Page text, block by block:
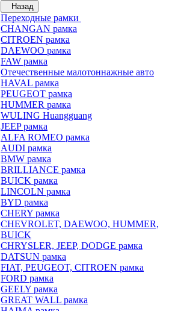
Назад
Переходные рамки
CHANGAN рамка
CITROEN рамка
DAEWOO рамка
FAW рамка
Отечественные малотоннажные авто
HAVAL рамка
PEUGEOT рамка
HUMMER рамка
WULING Huangguang
JEEP рамка
ALFA ROMEO рамка
AUDI рамка
BMW рамка
BRILLIANCE рамка
BUICK рамка
LINCOLN рамка
BYD рамка
CHERY рамка
CHEVROLET, DAEWOO, HUMMER,
BUICK
CHRYSLER, JEEP, DODGE рамка
DATSUN рамка
FIAT, PEUGEOT, CITROEN рамка
FORD рамка
GEELY рамка
GREAT WALL рамка